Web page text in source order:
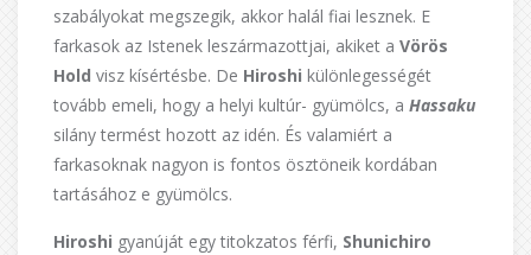
szabályokat megszegik, akkor halál fiai lesznek. E
farkasok az Istenek leszármazottjai, akiket a Vörös
Hold visz kísértésbe. De Hiroshi különlegességét
tovább emeli, hogy a helyi kultúr- gyümölcs, a Hassaku
silány termést hozott az idén. És valamiért a
farkasoknak nagyon is fontos ösztöneik kordában
tartásához e gyümölcs.
Hiroshi gyanúját egy titokzatos férfi, Shunichiro